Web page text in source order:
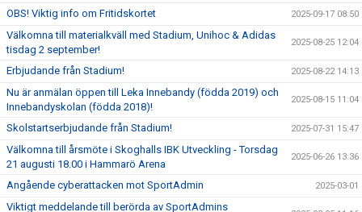
OBS! Viktig info om Fritidskortet 2025-09-17 08:50
Välkomna till materialkväll med Stadium, Unihoc & Adidas
tisdag 2 september!
2025-08-25 12:04
Erbjudande från Stadium! 2025-08-22 14:13
Nu är anmälan öppen till Leka Innebandy (födda 2019) och
Innebandyskolan (födda 2018)!
2025-08-15 11:04
Skolstartserbjudande från Stadium! 2025-07-31 15:47
Välkomna till årsmöte i Skoghalls IBK Utveckling - Torsdag
21 augusti 18.00 i Hammarö Arena
2025-06-26 13:36
Angående cyberattacken mot SportAdmin 2025-03-01
Viktigt meddelande till berörda av SportAdmins